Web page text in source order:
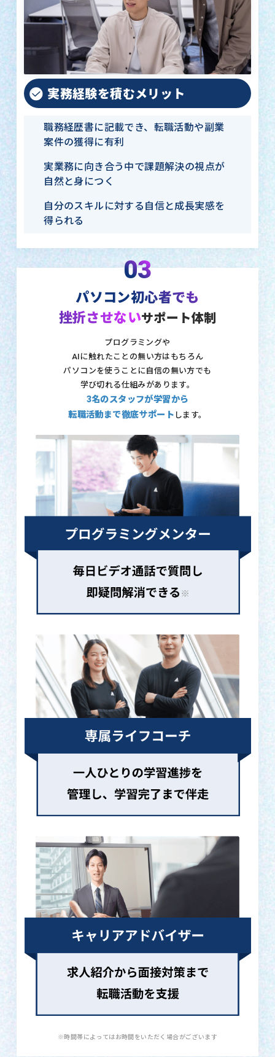
実務経験を積むメリット
職務経歴書に記載でき、転職活動や副業
案件の獲得に有利
実業務に向き合う中で課題解決の視点が
自然と身につく
自分のスキルに対する自信と成長実感を
得られる
03
パソコン初心者でも
挫折させないサポート体制
プログラミングや
AIに触れたことの無い方はもちろん
パソコンを使うことに自信の無い方でも
学び切れる仕組みがあります。
3名のスタッフが学習から
転職活動まで徹底サポート します。
※時間帯によってはお時間をいただく場合がございます